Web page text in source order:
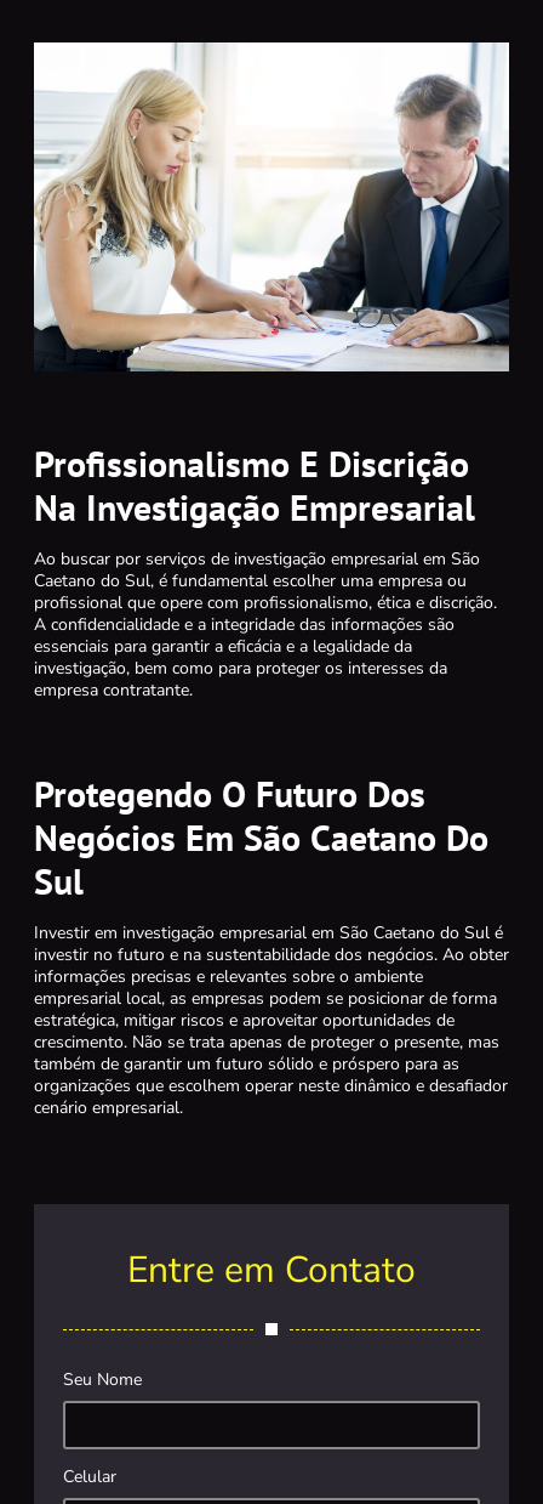
Profissionalismo E Discrição
Na Investigação Empresarial
Ao buscar por serviços de investigação empresarial em São
Caetano do Sul, é fundamental escolher uma empresa ou
profissional que opere com profissionalismo, ética e discrição.
A confidencialidade e a integridade das informações são
essenciais para garantir a eficácia e a legalidade da
investigação, bem como para proteger os interesses da
empresa contratante.
Protegendo O Futuro Dos
Negócios Em São Caetano Do
Sul
Investir em investigação empresarial em São Caetano do Sul é
investir no futuro e na sustentabilidade dos negócios. Ao obter
informações precisas e relevantes sobre o ambiente
empresarial local, as empresas podem se posicionar de forma
estratégica, mitigar riscos e aproveitar oportunidades de
crescimento. Não se trata apenas de proteger o presente, mas
também de garantir um futuro sólido e próspero para as
organizações que escolhem operar neste dinâmico e desafiador
cenário empresarial.
Entre em Contato
Seu Nome
Celular